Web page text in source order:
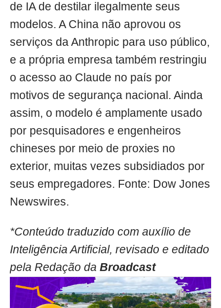
de IA de destilar ilegalmente seus
modelos. A China não aprovou os
serviços da Anthropic para uso público,
e a própria empresa também restringiu
o acesso ao Claude no país por
motivos de segurança nacional. Ainda
assim, o modelo é amplamente usado
por pesquisadores e engenheiros
chineses por meio de proxies no
exterior, muitas vezes subsidiados por
seus empregadores. Fonte: Dow Jones
Newswires.
*Conteúdo traduzido com auxílio de
Inteligência Artificial, revisado e editado
pela Redação da Broadcast